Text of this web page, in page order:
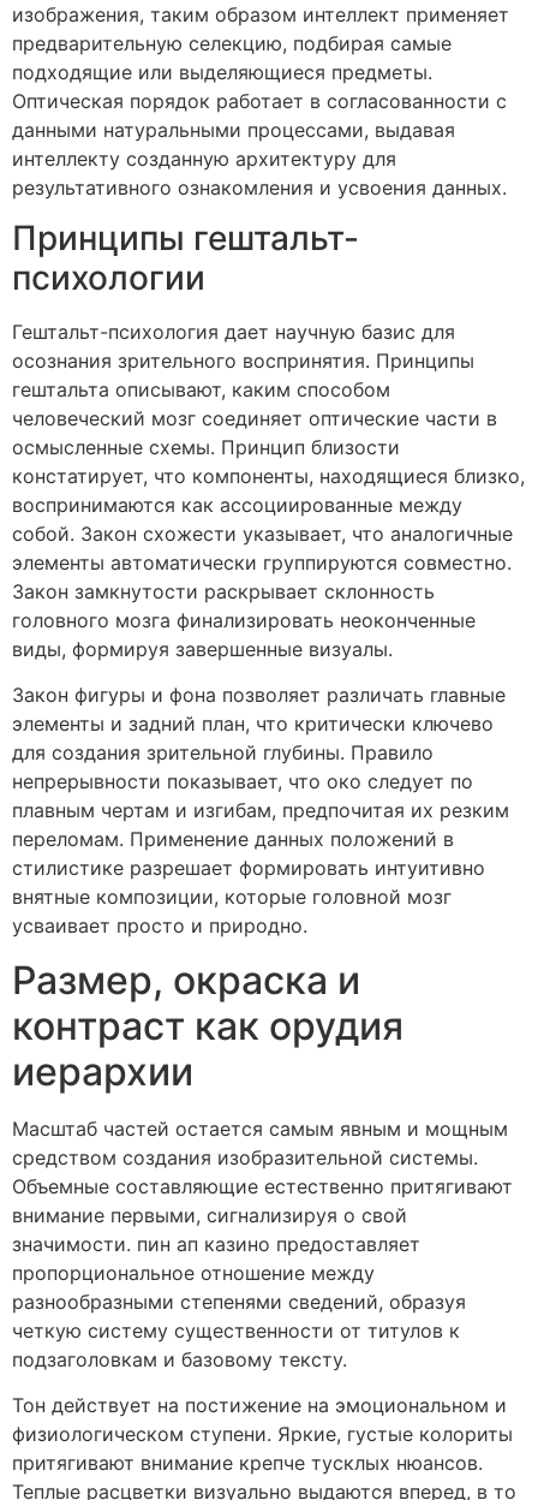
изображения, таким образом интеллект применяет
предварительную селекцию, подбирая самые
подходящие или выделяющиеся предметы.
Оптическая порядок работает в согласованности с
данными натуральными процессами, выдавая
интеллекту созданную архитектуру для
результативного ознакомления и усвоения данных.
Принципы гештальт-
психологии
Гештальт-психология дает научную базис для
осознания зрительного воспринятия. Принципы
гештальта описывают, каким способом
человеческий мозг соединяет оптические части в
осмысленные схемы. Принцип близости
констатирует, что компоненты, находящиеся близко,
воспринимаются как ассоциированные между
собой. Закон схожести указывает, что аналогичные
элементы автоматически группируются совместно.
Закон замкнутости раскрывает склонность
головного мозга финализировать неоконченные
виды, формируя завершенные визуалы.
Закон фигуры и фона позволяет различать главные
элементы и задний план, что критически ключево
для создания зрительной глубины. Правило
непрерывности показывает, что око следует по
плавным чертам и изгибам, предпочитая их резким
переломам. Применение данных положений в
стилистике разрешает формировать интуитивно
внятные композиции, которые головной мозг
усваивает просто и природно.
Размер, окраска и
контраст как орудия
иерархии
Масштаб частей остается самым явным и мощным
средством создания изобразительной системы.
Объемные составляющие естественно притягивают
внимание первыми, сигнализируя о свой
значимости. пин ап казино предоставляет
пропорциональное отношение между
разнообразными степенями сведений, образуя
четкую систему существенности от титулов к
подзаголовкам и базовому тексту.
Тон действует на постижение на эмоциональном и
физиологическом ступени. Яркие, густые колориты
притягивают внимание крепче тусклых нюансов.
Теплые расцветки визуально выдаются вперед, в то